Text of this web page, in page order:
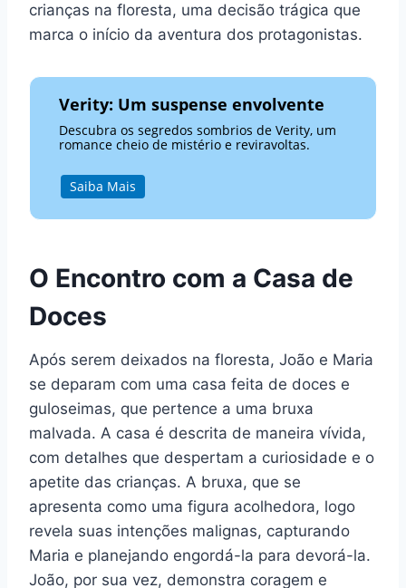
crianças na floresta, uma decisão trágica que
marca o início da aventura dos protagonistas.
Verity: Um suspense envolvente
Descubra os segredos sombrios de Verity, um
romance cheio de mistério e reviravoltas.
Saiba Mais
O Encontro com a Casa de
Doces
Após serem deixados na floresta, João e Maria
se deparam com uma casa feita de doces e
guloseimas, que pertence a uma bruxa
malvada. A casa é descrita de maneira vívida,
com detalhes que despertam a curiosidade e o
apetite das crianças. A bruxa, que se
apresenta como uma figura acolhedora, logo
revela suas intenções malignas, capturando
Maria e planejando engordá-la para devorá-la.
João, por sua vez, demonstra coragem e